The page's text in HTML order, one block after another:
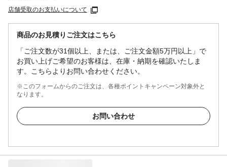
店舗受取のお支払いについて
商品のお見積りご注文はこちら
「ご注文数が31個以上、または、ご注文金額5万円以上」で
お買い上げご希望のお客様は、在庫・納期を確認いたしま
す。こちらよりお問い合わせください。
※このフォームからのご注文は、各種ポイントキャンペーン対象外と
なります。
お問い合わせ